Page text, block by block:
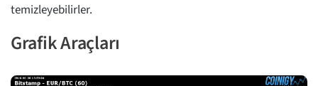
temizleyebilirler.
Grafik Araçları